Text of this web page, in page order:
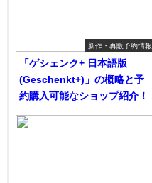
新作・再販予約情報
「ゲシェンク+ 日本語版
(Geschenkt+)」の概略と予
約購入可能なショップ紹介！